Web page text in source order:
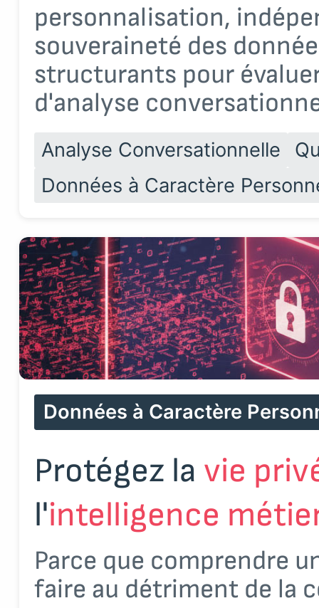
personnalisation,
souveraineté des
structurants pour
d'analyse
Analyse Conversationnelle
Données à Caractère
Données à Caractère
Protégez la vie
l'intelligence
Parce que comprendre
faire au détriment de la